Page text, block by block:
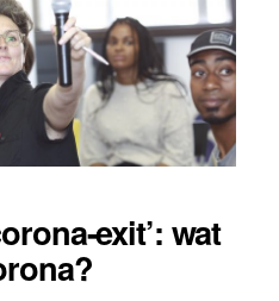
exit’: wat